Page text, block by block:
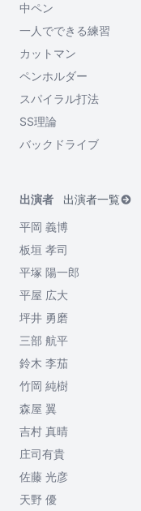
中ペン
一人でできる練習
カットマン
ペンホルダー
スパイラル打法
SS理論
バックドライブ
出演者
出演者一覧
平岡 義博
板垣 孝司
平塚 陽一郎
平屋 広大
坪井 勇磨
三部 航平
鈴木 李茄
竹岡 純樹
森屋 翼
吉村 真晴
庄司有貴
佐藤 光彦
天野 優